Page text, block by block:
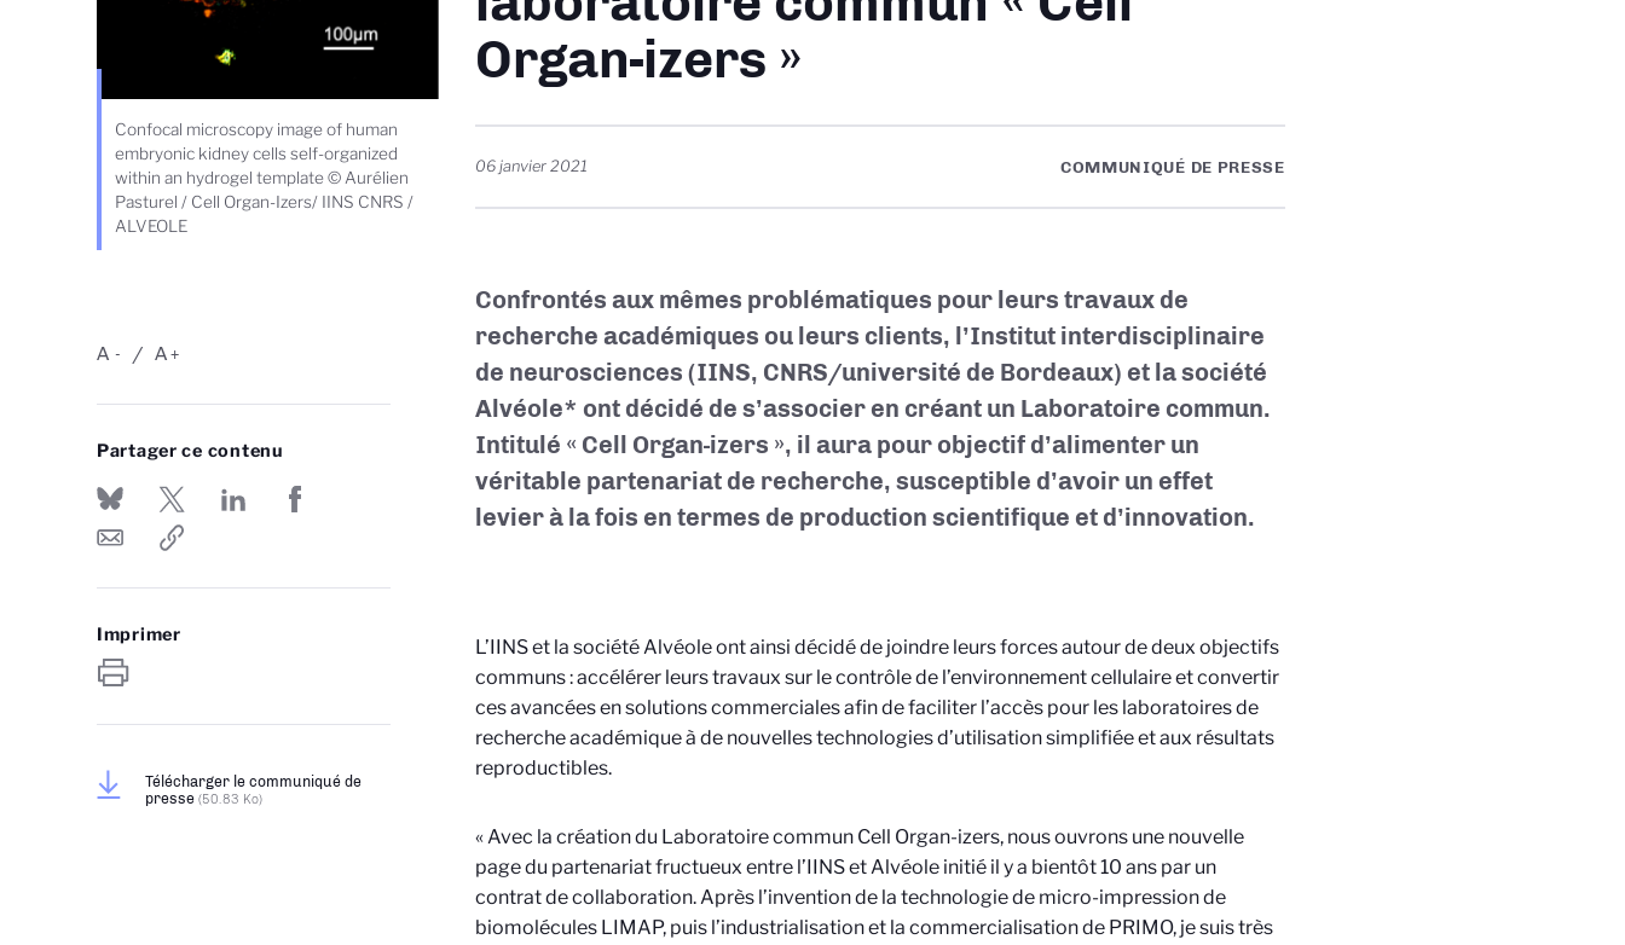
Confocal microscopy image of human
embryonic kidney cells self-organized
within an hydrogel template © Aurélien
Pasturel / Cell Organ-Izers/ IINS CNRS /
ALVEOLE
-
A +
A
Partager ce contenu
Imprimer
Télécharger le communiqué de
presse (50.83 Ko)
Organ-izers »
06 janvier 2021 COMMUNIQUÉ DE PRESSE
Confrontés aux mêmes problématiques pour leurs travaux de
recherche académiques ou leurs clients, l’Institut interdisciplinaire
de neurosciences (IINS, CNRS/université de Bordeaux) et la société
Alvéole* ont décidé de s’associer en créant un Laboratoire commun.
Intitulé « Cell Organ-izers », il aura pour objectif d’alimenter un
véritable partenariat de recherche, susceptible d’avoir un effet
levier à la fois en termes de production scientifique et d’innovation.
L’IINS et la société Alvéole ont ainsi décidé de joindre leurs forces autour de deux objectifs
communs : accélérer leurs travaux sur le contrôle de l’environnement cellulaire et convertir
ces avancées en solutions commerciales afin de faciliter l’accès pour les laboratoires de
recherche académique à de nouvelles technologies d’utilisation simplifiée et aux résultats
reproductibles.
« Avec la création du Laboratoire commun Cell Organ-izers, nous ouvrons une nouvelle
page du partenariat fructueux entre l’IINS et Alvéole initié il y a bientôt 10 ans par un
contrat de collaboration. Après l’invention de la technologie de micro-impression de
biomolécules LIMAP, puis l’industrialisation et la commercialisation de PRIMO, je suis très